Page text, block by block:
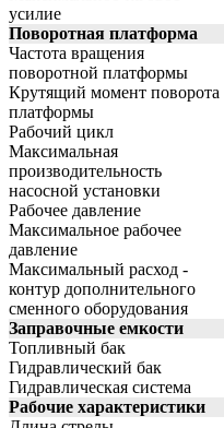
усилие
Поворотная платформа
Частота вращения
поворотной платформы
Крутящий момент поворота
платформы
Рабочий цикл
Максимальная
производительность
насосной установки
Рабочее давление
Максимальное рабочее
давление
Максимальный расход -
контур дополнительного
сменного оборудования
Заправочные емкости
Топливный бак
Гидравлический бак
Гидравлическая система
Рабочие характеристики